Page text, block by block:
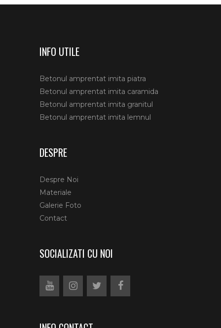
INFO UTILE
Betonul amprentat imita piatra
Betonul amprentat imita caramida
Betonul amprentat imita granitul
Betonul amprentat imita lemnul
DESPRE
Despre Noi
Materiale
Galerie Foto
Contact
SOCIALIZATI CU NOI